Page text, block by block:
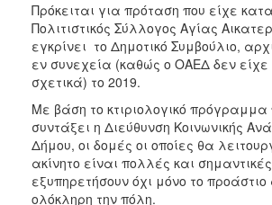
Πρόκειται για πρόταση που είχε
Πολιτιστικός Σύλλογος Αγίας
εγκρίνει το Δημοτικό Συμβούλιο,
εν συνεχεία (καθώς ο ΟΑΕΔ δεν
σχετικά) το 2019.
Με βάση το κτιριολογικό πρόγραμμα
συντάξει η Διεύθυνση Κοινωνικής
Δήμου, οι δομές οι οποίες θα
ακίνητο είναι πολλές και
εξυπηρετήσουν όχι μόνο το
ολόκληρη την πόλη.